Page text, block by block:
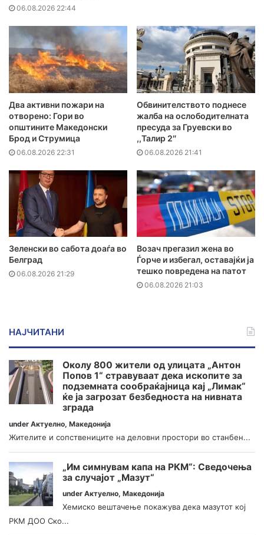
06.08.2026 22:44
Два активни пожари на
отворено: Гори во
општините Македонски
Брод и Струмица
06.08.2026 22:31
Обвинителството поднесе
жалба на ослободителната
пресуда за Груевски во
,,Талир 2″
06.08.2026 21:41
Зеленски во сабота доаѓа во
Белград
06.08.2026 21:29
Возач прегазил жена во
Ѓорче и избегал, оставајќи ја
тешко повредена на патот
06.08.2026 21:03
НАЈЧИТАНИ
Околу 800 жители од улицата „Антон
Попов 1“ стравуваат дека ископите за
подземната сообраќајница кај „Лимак“
ќе ја загрозат безбедноста на нивната
зграда
under Актуелно, Македонија
Жителите и сопствениците на деловни простори во станбен...
„Им симнувам капа на РКМ“: Сведочења
за случајот „Мазут“
under Актуелно, Македонија
Хемиско вештачење покажува дека мазутот кој
РКМ ДОО Ско...